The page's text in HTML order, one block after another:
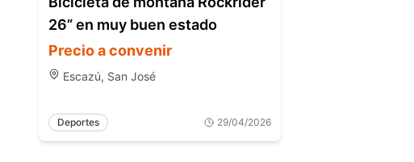
26” en muy buen estado
Precio a convenir
Escazú, San José
Deportes 29/04/2026